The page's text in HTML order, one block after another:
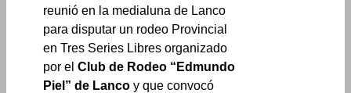
reunió en la medialuna de Lanco
para disputar un rodeo Provincial
en Tres Series Libres organizado
por elClub de Rodeo “Edmundo
Piel” de Lanco y que convocó